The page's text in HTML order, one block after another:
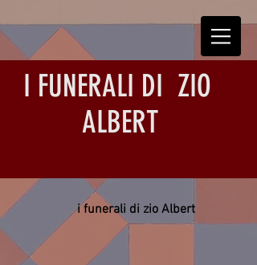
I FUNERALI DI ZIO
ALBERT
i funerali di zio Albert